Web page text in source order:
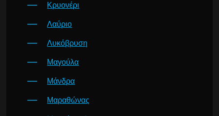
Κρυονέρι
Λαύριο
Λυκόβρυση
Μαγούλα
Μάνδρα
Μαραθώνας